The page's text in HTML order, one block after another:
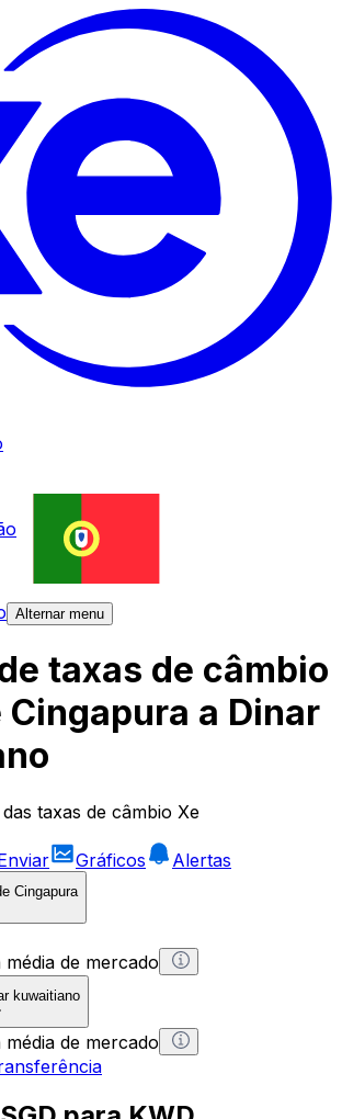
Alternar menu
taxas de câmbio
Cingapura a Dinar
taxas de câmbio Xe
Gráficos
Alertas
Cingapura
de mercado
kuwaitiano
de mercado